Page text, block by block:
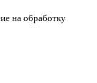
на обработку